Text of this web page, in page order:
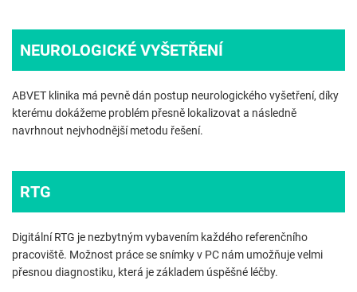
NEUROLOGICKÉ VYŠETŘENÍ
ABVET klinika má pevně dán postup neurologického vyšetření, díky
kterému dokážeme problém přesně lokalizovat a následně
navrhnout nejvhodnější metodu řešení.
RTG
Digitální RTG je nezbytným vybavením každého referenčního
pracoviště. Možnost práce se snímky v PC nám umožňuje velmi
přesnou diagnostiku, která je základem úspěšné léčby.